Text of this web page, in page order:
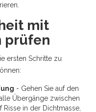
mit
prüfen
ersten Schritte zu
- Gehen Sie auf den
Übergänge zwischen
Risse in der Dichtmasse,